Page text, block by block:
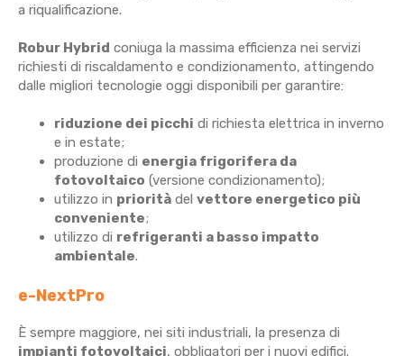
a riqualificazione.
Robur Hybrid coniuga la massima efficienza nei servizi
richiesti di riscaldamento e condizionamento, attingendo
dalle migliori tecnologie oggi disponibili per garantire:
riduzione dei picchi di richiesta elettrica in inverno
e in estate;
produzione di energia frigorifera da
fotovoltaico (versione condizionamento);
utilizzo in priorità del vettore energetico più
conveniente;
utilizzo di refrigeranti a basso impatto
ambientale.
e-NextPro
È sempre maggiore, nei siti industriali, la presenza di
impianti fotovoltaici, obbligatori per i nuovi edifici.